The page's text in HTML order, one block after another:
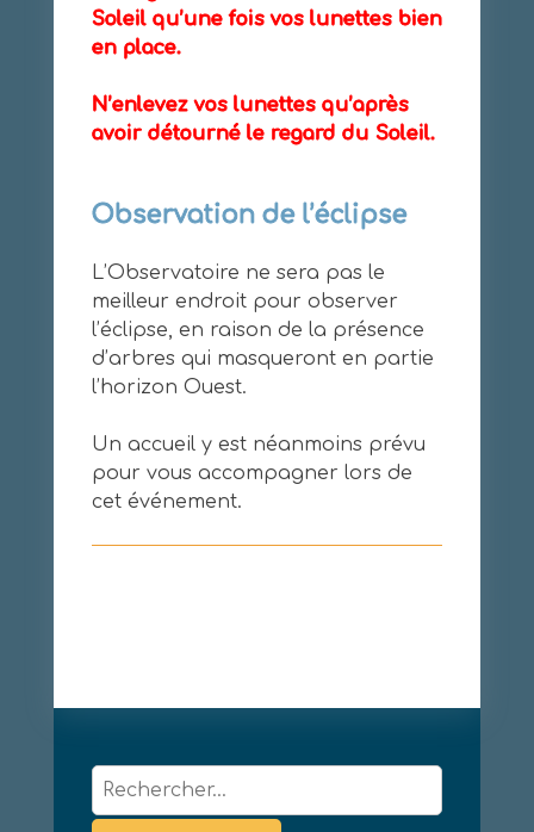
Soleil qu’une fois vos lunettes bien
en place.
N’enlevez vos lunettes qu’après
avoir détourné le regard du Soleil.
Observation de l’éclipse
L’Observatoire ne sera pas le
meilleur endroit pour observer
l’éclipse, en raison de la présence
d’arbres qui masqueront en partie
l’horizon Ouest.
Un accueil y est néanmoins prévu
pour vous accompagner lors de
cet événement.
Rechercher :